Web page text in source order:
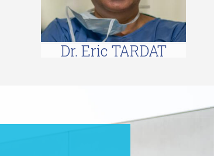
Dr. Eric TARDAT